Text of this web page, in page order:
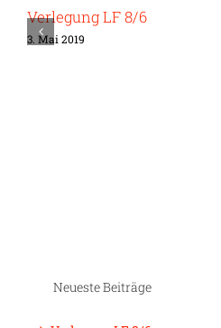
Verlegung LF 8/6
3. Mai 2019
Neueste Beiträge